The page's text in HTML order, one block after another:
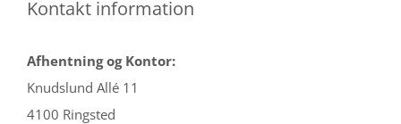
Kontakt information
Afhentning og Kontor:
Knudslund Allé 11
4100 Ringsted